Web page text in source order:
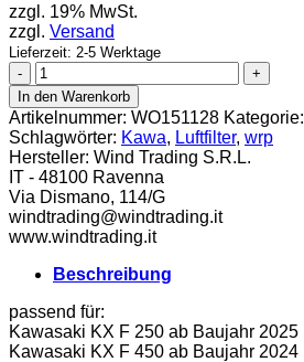
zzgl. 19% MwSt.
zzgl. Versand
Lieferzeit: 2-5 Werktage
WRP
Luftfilter
Kawa
KXF
250
ab
25
/
450
ab
24
Menge
In den Warenkorb
Artikelnummer: WO151128 Kategorie:
Schlagwörter: Kawa, Luftfilter, wrp
Hersteller: Wind Trading S.R.L.
IT - 48100 Ravenna
Via Dismano, 114/G
windtrading@windtrading.it
www.windtrading.it
Beschreibung
passend für:
Kawasaki KX F 250 ab Baujahr 2025
Kawasaki KX F 450 ab Baujahr 2024